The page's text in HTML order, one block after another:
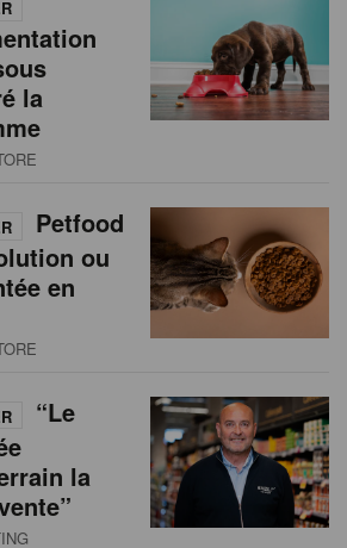
la
Petfood
ou
en
“Le
la